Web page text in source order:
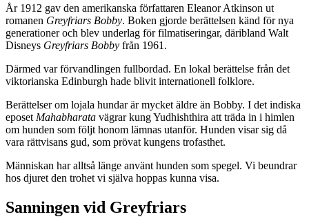
År 1912 gav den amerikanska författaren Eleanor Atkinson ut
romanen Greyfriars Bobby. Boken gjorde berättelsen känd för nya
generationer och blev underlag för filmatiseringar, däribland Walt
Disneys Greyfriars Bobby från 1961.
Därmed var förvandlingen fullbordad. En lokal berättelse från det
viktorianska Edinburgh hade blivit internationell folklore.
Berättelser om lojala hundar är mycket äldre än Bobby. I det indiska
eposetMahabharata vägrar kung Yudhishthira att träda in i himlen
om hunden som följt honom lämnas utanför. Hunden visar sig då
vara rättvisans gud, som prövat kungens trofasthet.
Människan har alltså länge använt hunden som spegel. Vi beundrar
hos djuret den trohet vi själva hoppas kunna visa.
Sanningen vid Greyfriars